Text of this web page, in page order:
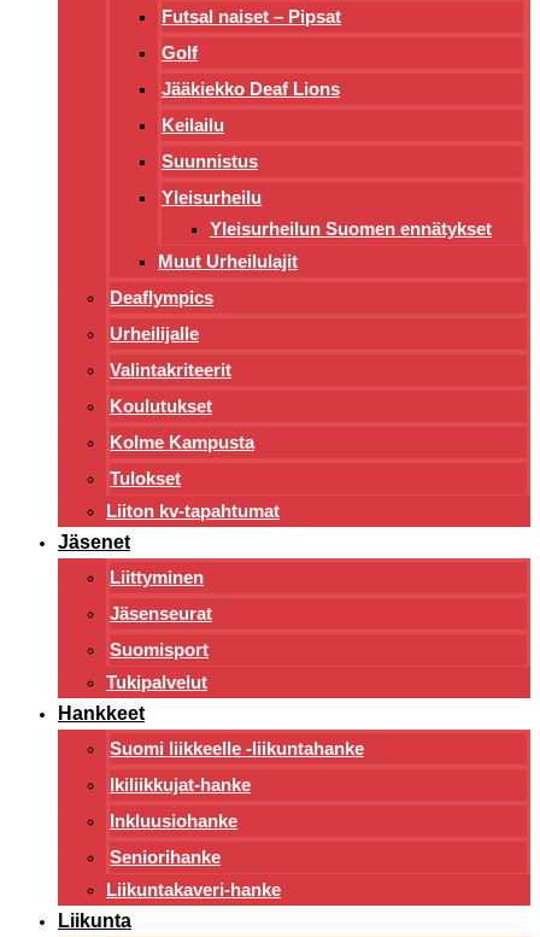
Futsal naiset – Pipsat
Golf
Jääkiekko Deaf Lions
Keilailu
Suunnistus
Yleisurheilu
Yleisurheilun Suomen ennätykset
Muut Urheilulajit
Deaflympics
Urheilijalle
Valintakriteerit
Koulutukset
Kolme Kampusta
Tulokset
Liiton kv-tapahtumat
Jäsenet
Liittyminen
Jäsenseurat
Suomisport
Tukipalvelut
Hankkeet
Suomi liikkeelle -liikuntahanke
Ikiliikkujat-hanke
Inkluusiohanke
Seniorihanke
Liikuntakaveri-hanke
Liikunta